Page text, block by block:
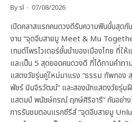
Bysl 07/08/2026
เปิดคลาสแรกคนดวงดีรับความฟินขั้นสุดกั
งาน “จุดจีบสายมู Meet & Mu
เทนต์โพรไวเดอร์ชั้นนำของเมืองไทย ที่ใ
และเป็น 5 สุดยอดคนดวงดี ที่ได้ถามคำถ
แสดงวัยรุ่นคู่ใหม่มาแรง “ธรรม ทัพทอง
พัชร์ นิมจิรวัฒน์” และสองนักแสดงวัยรุ่
แสตมป์ พนัชษ์กรณ์ ฤกษ์ศิริอารี” กันอย่า
การรับชมตอนแรกซีรีส์ “จุดจีบสายมู